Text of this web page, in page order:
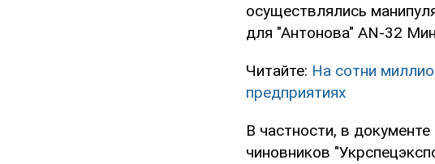
осуществлялись
для "Антонова" AN-32
Читайте: На сотни
предприятиях
В частности, в
чиновников